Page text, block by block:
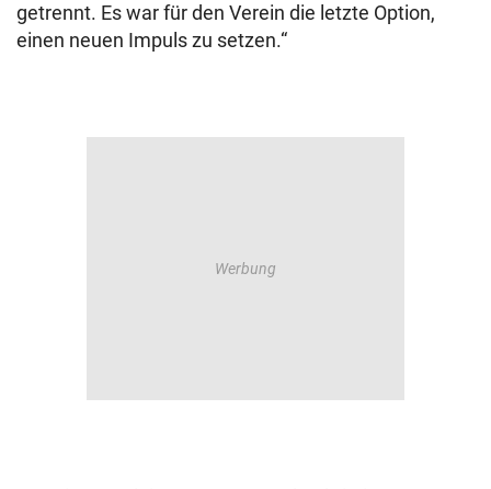
getrennt. Es war für den Verein die letzte Option,
einen neuen Impuls zu setzen.“